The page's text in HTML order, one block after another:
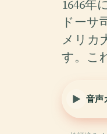
1646年
ドーサ
メリカ
す。こ
音声